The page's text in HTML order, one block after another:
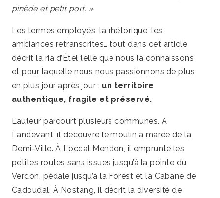
pinède et petit port. »
Les termes employés, la rhétorique, les
ambiances retranscrites… tout dans cet article
décrit la ria d’Étel telle que nous la connaissons
et pour laquelle nous nous passionnons de plus
en plus jour après jour : un territoire
authentique, fragile et préservé.
L’auteur parcourt plusieurs communes. A
Landévant, il découvre le moulin à marée de la
Demi-Ville. À Locoal Mendon, il emprunte les
petites routes sans issues jusqu’à la pointe du
Verdon, pédale jusqu’à la Forest et la Cabane de
Cadoudal. À Nostang, il décrit la diversité de